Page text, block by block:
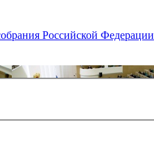
Российской Федерации